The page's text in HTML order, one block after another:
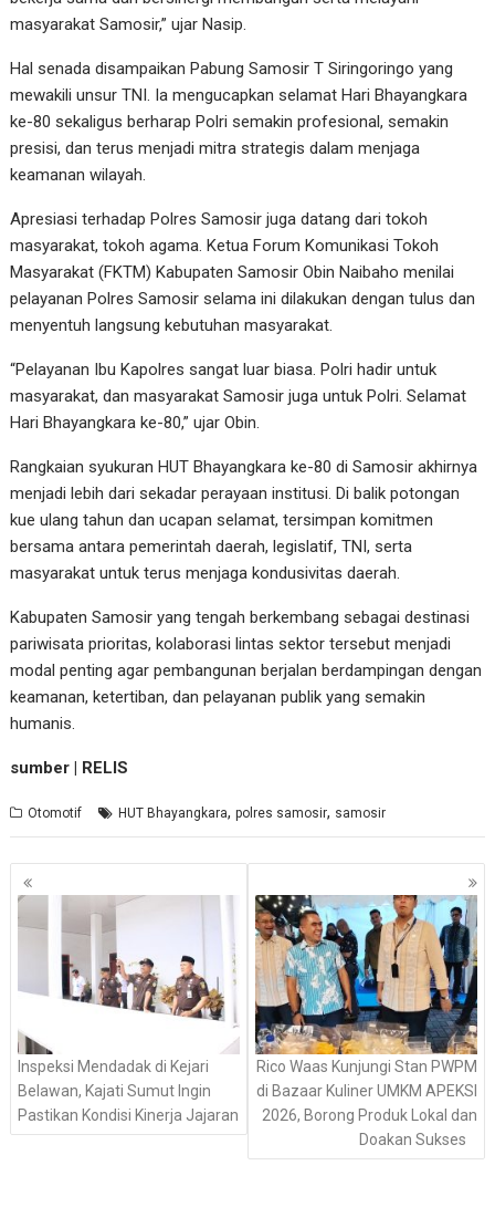
masyarakat Samosir,” ujar Nasip.
Hal senada disampaikan Pabung Samosir T Siringoringo yang
mewakili unsur TNI. Ia mengucapkan selamat Hari Bhayangkara
ke-80 sekaligus berharap Polri semakin profesional, semakin
presisi, dan terus menjadi mitra strategis dalam menjaga
keamanan wilayah.
Apresiasi terhadap Polres Samosir juga datang dari tokoh
masyarakat, tokoh agama. Ketua Forum Komunikasi Tokoh
Masyarakat (FKTM) Kabupaten Samosir Obin Naibaho menilai
pelayanan Polres Samosir selama ini dilakukan dengan tulus dan
menyentuh langsung kebutuhan masyarakat.
“Pelayanan Ibu Kapolres sangat luar biasa. Polri hadir untuk
masyarakat, dan masyarakat Samosir juga untuk Polri. Selamat
Hari Bhayangkara ke-80,” ujar Obin.
Rangkaian syukuran HUT Bhayangkara ke-80 di Samosir akhirnya
menjadi lebih dari sekadar perayaan institusi. Di balik potongan
kue ulang tahun dan ucapan selamat, tersimpan komitmen
bersama antara pemerintah daerah, legislatif, TNI, serta
masyarakat untuk terus menjaga kondusivitas daerah.
Kabupaten Samosir yang tengah berkembang sebagai destinasi
pariwisata prioritas, kolaborasi lintas sektor tersebut menjadi
modal penting agar pembangunan berjalan berdampingan dengan
keamanan, ketertiban, dan pelayanan publik yang semakin
humanis.
sumber | RELIS
Otomotif HUT Bhayangkara,polres samosir, samosir
Navigasi
pos
Inspeksi Mendadak di Kejari
Belawan, Kajati Sumut Ingin
Pastikan Kondisi Kinerja Jajaran
Rico Waas Kunjungi Stan PWPM
di Bazaar Kuliner UMKM APEKSI
2026, Borong Produk Lokal dan
Doakan Sukses